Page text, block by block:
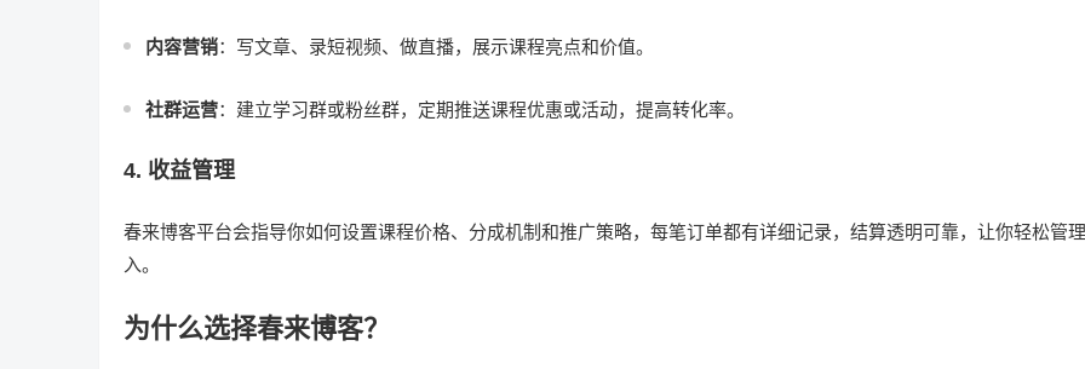
内容营销：写文章、录短视频、做直播，展示课程亮点和价值。
社群运营：建立学习群或粉丝群，定期推送课程优惠或活动，提高转化率。
4. 收益管理
春来博客平台会指导你如何设置课程价格、分成机制和推广策略，每笔订单都有详细记录，结算透明可靠，让你轻松管
入。
为什么选择春来博客？